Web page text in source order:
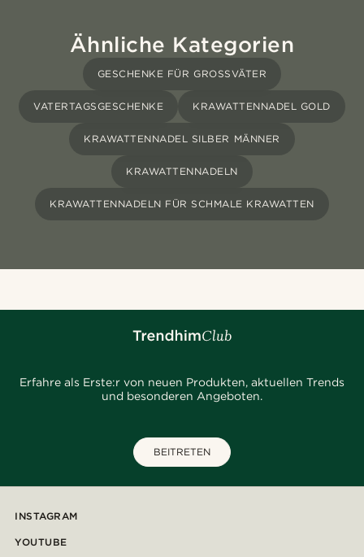
Ähnliche Kategorien
GESCHENKE FÜR GROSSVÄTER
VATERTAGSGESCHENKE KRAWATTENNADEL GOLD
KRAWATTENNADEL SILBER MÄNNER
KRAWATTENNADELN
KRAWATTENNADELN FÜR SCHMALE KRAWATTEN
Erfahre als Erste:r von neuen Produkten, aktuellen Trends
und besonderen Angeboten.
BEITRETEN
INSTAGRAM
YOUTUBE